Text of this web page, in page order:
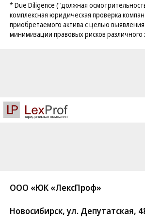
* Due Diligence ("должная
комплексная юридическая проверка
приобретаемого актива с целью
минимизации правовых рисков различного
ООО «ЮК «ЛексПроф»
Новосибирск, ул. Депутатская,